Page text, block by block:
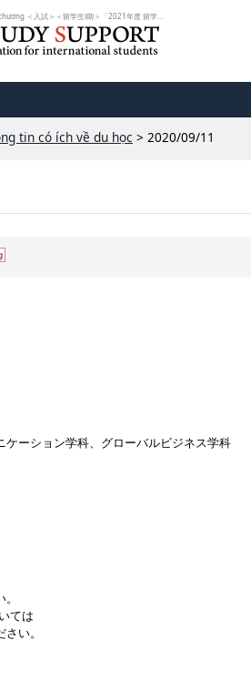
tin có ích về du học > 2020/09/11
ケーション学科、グローバルビジネス学科
ては
い。